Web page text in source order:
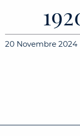
20 Novembre 2024